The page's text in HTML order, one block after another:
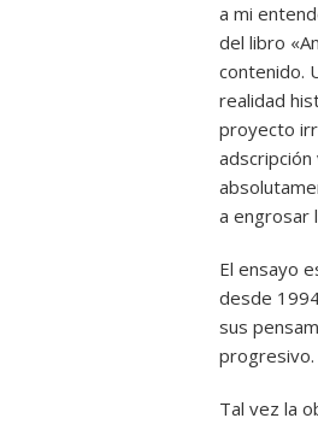
a mi
del libro
contenido.
realidad
proyecto
adscripción
a engrosar
El ensayo
desde
sus
progresivo.
Tal vez la